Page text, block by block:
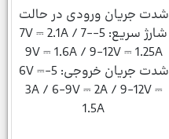
شدت جریان ورودی در حالت
شارژ سریع: 5-7V ⎓ 2.1A / 7-
9V ⎓ 1.6A / 9-12V ⎓ 1.25A
شدت جریان خروجی: 5-6V ⎓
3A / 6-9V ⎓ 2A / 9-12V ⎓
1.5A